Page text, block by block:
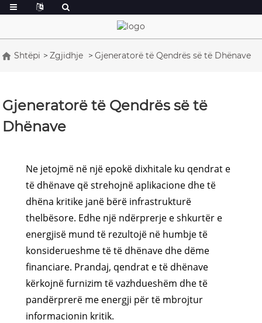
Shtëpi Zgjidhje Gjeneratorë të Qendrës së të Dhënave
Gjeneratorë të Qendrës së të
Dhënave
Ne jetojmë në një epokë dixhitale ku qendrat e
të dhënave që strehojnë aplikacione dhe të
dhëna kritike janë bërë infrastrukturë
thelbësore. Edhe një ndërprerje e shkurtër e
energjisë mund të rezultojë në humbje të
konsiderueshme të të dhënave dhe dëme
financiare. Prandaj, qendrat e të dhënave
kërkojnë furnizim të vazhdueshëm dhe të
pandërprerë me energji për të mbrojtur
informacionin kritik.